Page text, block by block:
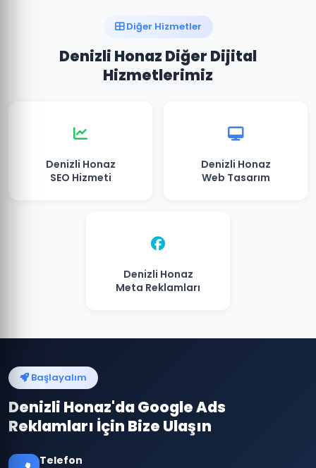
Diğer Hizmetler
Denizli Honaz Diğer Dijital
Hizmetlerimiz
Denizli Honaz
SEO Hizmeti
Denizli Honaz
Web Tasarım
Denizli Honaz
Meta Reklamları
Başlayalım
Denizli Honaz'da Google Ads
Reklamları İçin Bize Ulaşın
Telefon